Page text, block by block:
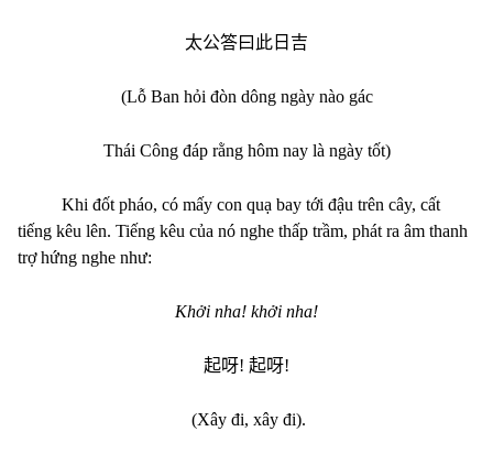
太公答曰此日吉
(Lỗ Ban hỏi đòn dông ngày nào gác
Thái Công đáp rằng hôm nay là ngày tốt)
Khi đốt pháo, có mấy con quạ bay tới đậu trên cây, cất
tiếng kêu lên. Tiếng kêu của nó nghe thấp trầm, phát ra âm thanh
trợ hứng nghe như:
Khởi nha! khởi nha!
起呀! 起呀!
(Xây đi, xây đi).